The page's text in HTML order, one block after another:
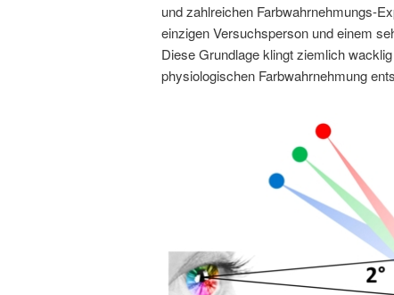
und zahlreichen Farbwahrnehmungs-
einzigen Versuchsperson und einem
Diese Grundlage klingt ziemlich
physiologischen Farbwahrnehmung